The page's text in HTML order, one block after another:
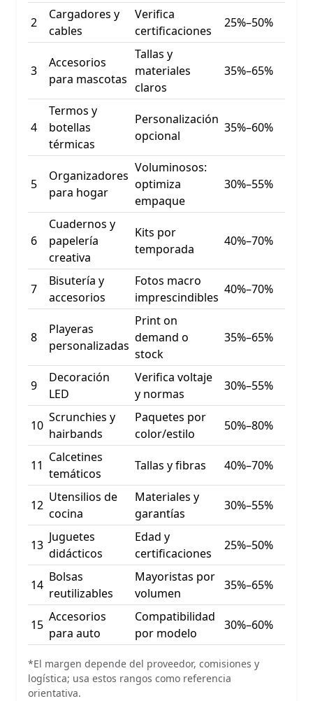
2
Cargadores y
cables
Verifica
certificaciones
25%–50%
3
Accesorios
para mascotas
Tallas y
materiales
claros
35%–65%
4
Termos y
botellas
térmicas
Personalización
opcional
35%–60%
5
Organizadores
para hogar
Voluminosos:
optimiza
empaque
30%–55%
6
Cuadernos y
papelería
creativa
Kits por
temporada
40%–70%
7
Bisutería y
accesorios
Fotos macro
imprescindibles
40%–70%
8
Playeras
personalizadas
Print on
demand o
stock
35%–65%
9
Decoración
LED
Verifica voltaje
y normas
30%–55%
10
Scrunchies y
hairbands
Paquetes por
color/estilo
50%–80%
11
Calcetines
temáticos
Tallas y fibras 40%–70%
12
Utensilios de
cocina
Materiales y
garantías
30%–55%
13
Juguetes
didácticos
Edad y
certificaciones
25%–50%
14
Bolsas
reutilizables
Mayoristas por
volumen
35%–65%
15
Accesorios
para auto
Compatibilidad
por modelo
30%–60%
*El margen depende del proveedor, comisiones y
logística; usa estos rangos como referencia
orientativa.